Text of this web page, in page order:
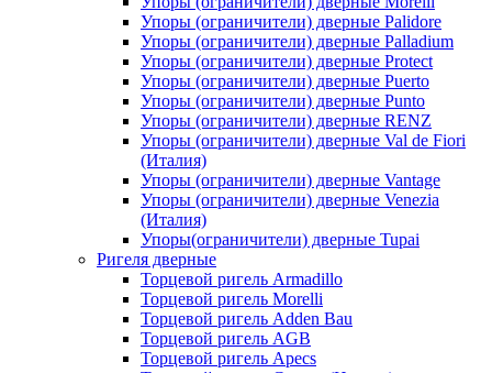
Упоры (ограничители) дверные Palidore
Упоры (ограничители) дверные Palladium
Упоры (ограничители) дверные Protect
Упоры (ограничители) дверные Puerto
Упоры (ограничители) дверные Punto
Упоры (ограничители) дверные RENZ
Упоры (ограничители) дверные Val de Fiori
(Италия)
Упоры (ограничители) дверные Vantage
Упоры (ограничители) дверные Venezia
(Италия)
Упоры(ограничители) дверные Tupai
Ригеля дверные
Торцевой ригель Armadillo
Торцевой ригель Morelli
Торцевой ригель Adden Bau
Торцевой ригель AGB
Торцевой ригель Apecs